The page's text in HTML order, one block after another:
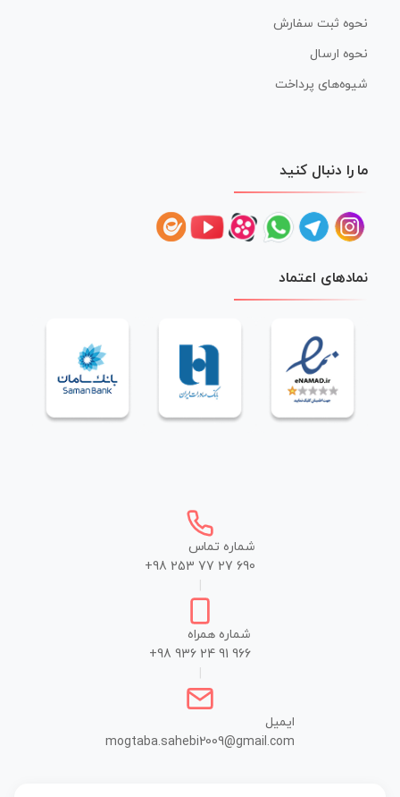
نحوه ثبت سفارش
نحوه ارسال
شیوه‌های پرداخت
ما را دنبال کنید
نمادهای اعتماد
شماره تماس
+98 253 77 27 690
شماره همراه
+98 936 24 91 966
ایمیل
mogtaba.sahebi2009@gmail.com